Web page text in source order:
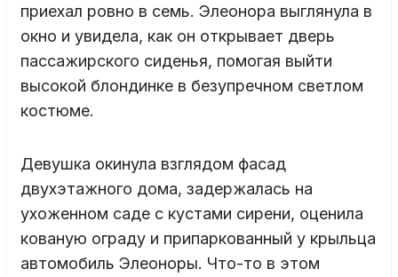
приехал ровно в семь. Элеонора выглянула в
окно и увидела, как он открывает дверь
пассажирского сиденья, помогая выйти
высокой блондинке в безупречном светлом
костюме.
Девушка окинула взглядом фасад
двухэтажного дома, задержалась на
ухоженном саде с кустами сирени, оценила
кованую ограду и припаркованный у крыльца
автомобиль Элеоноры. Что-то в этом